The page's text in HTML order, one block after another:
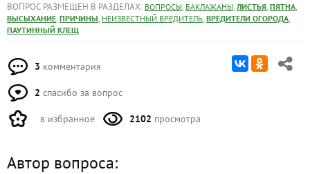
ВОПРОС РАЗМЕЩЕН В РАЗДЕЛАХ: ВОПРОСЫ, БАКЛАЖАНЫ, ЛИСТЬЯ, ПЯТНА,
ВЫСЫХАНИЕ, ПРИЧИНЫ, НЕИЗВЕСТНЫЙ ВРЕДИТЕЛЬ, ВРЕДИТЕЛИ ОГОРОДА,
ПАУТИННЫЙ КЛЕЩ
3 комментария
2 спасибо за вопрос
в избранное 2102 просмотра
Автор вопроса: